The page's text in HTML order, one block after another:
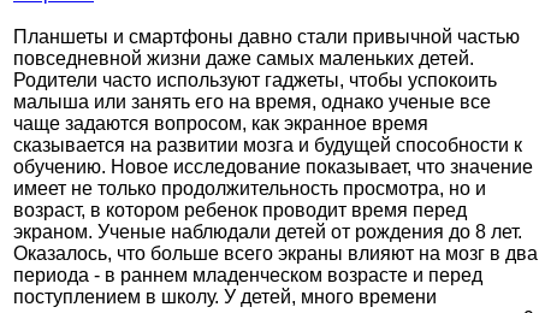
Планшеты и смартфоны давно стали привычной частью
повседневной жизни даже самых маленьких детей.
Родители часто используют гаджеты, чтобы успокоить
малыша или занять его на время, однако ученые все
чаще задаются вопросом, как экранное время
сказывается на развитии мозга и будущей способности к
обучению. Новое исследование показывает, что значение
имеет не только продолжительность просмотра, но и
возраст, в котором ребенок проводит время перед
экраном. Ученые наблюдали детей от рождения до 8 лет.
Оказалось, что больше всего экраны влияют на мозг в два
периода - в раннем младенческом возрасте и перед
поступлением в школу. У детей, много времени